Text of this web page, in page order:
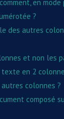
en
?
des autres
et non les
en 2
colonnes ?
composé